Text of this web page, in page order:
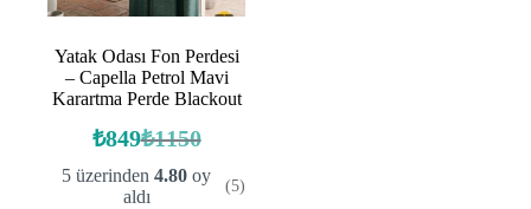
Yatak Odası Fon Perdesi
– Capella Petrol Mavi
Karartma Perde Blackout
₺1150
Orijinal
fiyat:
₺1150.
₺849 Şu
andaki
fiyat:
5 üzerinden4.80 oy
aldı
(5)